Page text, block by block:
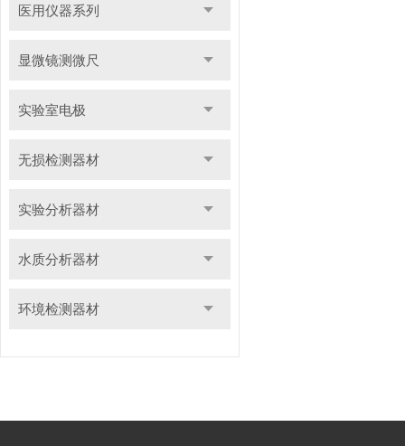
医用仪器系列
显微镜测微尺
实验室电极
无损检测器材
实验分析器材
水质分析器材
环境检测器材